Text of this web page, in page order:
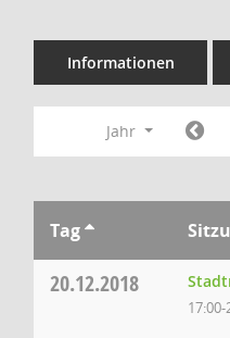
Informationen
Jahr
Tag
20.12.2018